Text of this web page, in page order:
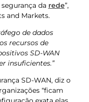
da rede”,
and Markets.
de dados
recursos de
SD-WAN
insuficientes.”
SD-WAN, diz o
“ficam